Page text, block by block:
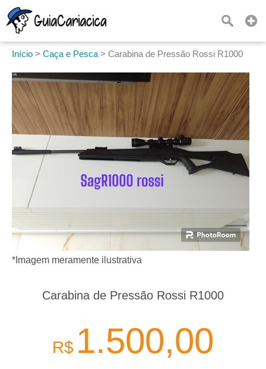
Início > Caça e Pesca > Carabina de Pressão Rossi R1000
*Imagem meramente ilustrativa
Carabina de Pressão Rossi R1000
R$ 1.500,00